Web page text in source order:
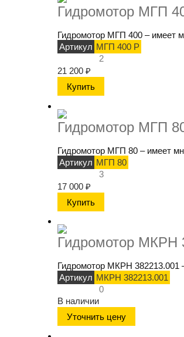
Гидромотор МГП
Гидромотор МГП 400 – имеет
Артикул МГП 400 Р
2
21 200 ₽
Гидромотор МГП
Гидромотор МГП 80 – имеет
Артикул МГП 80
3
17 000 ₽
Гидромотор МКРН
Гидромотор МКРН 382213.001
Артикул МКРН 382213.001
0
В наличии
Уточнить цену